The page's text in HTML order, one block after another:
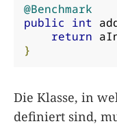
@Benchmark
public int
return
}
Die Klasse, in
definiert sind,